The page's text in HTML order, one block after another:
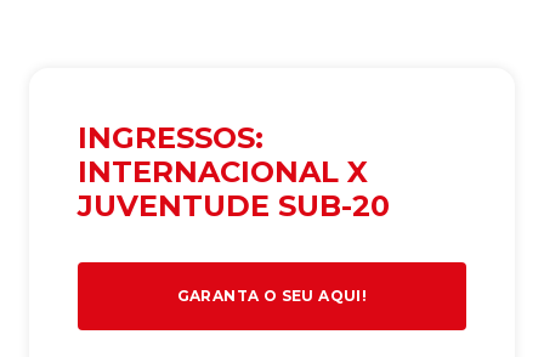
INGRESSOS:
INTERNACIONAL X
JUVENTUDE SUB-20
GARANTA O SEU AQUI!